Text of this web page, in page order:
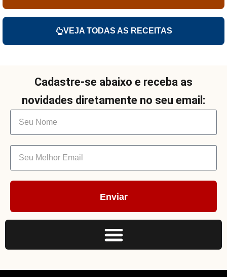
VEJA TODAS AS RECEITAS
Cadastre-se abaixo e receba as
novidades diretamente no seu email:
Enviar